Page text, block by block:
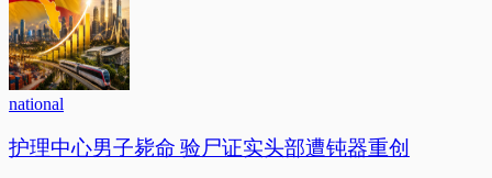
national
护理中心男子毙命 验尸证实头部遭钝器重创